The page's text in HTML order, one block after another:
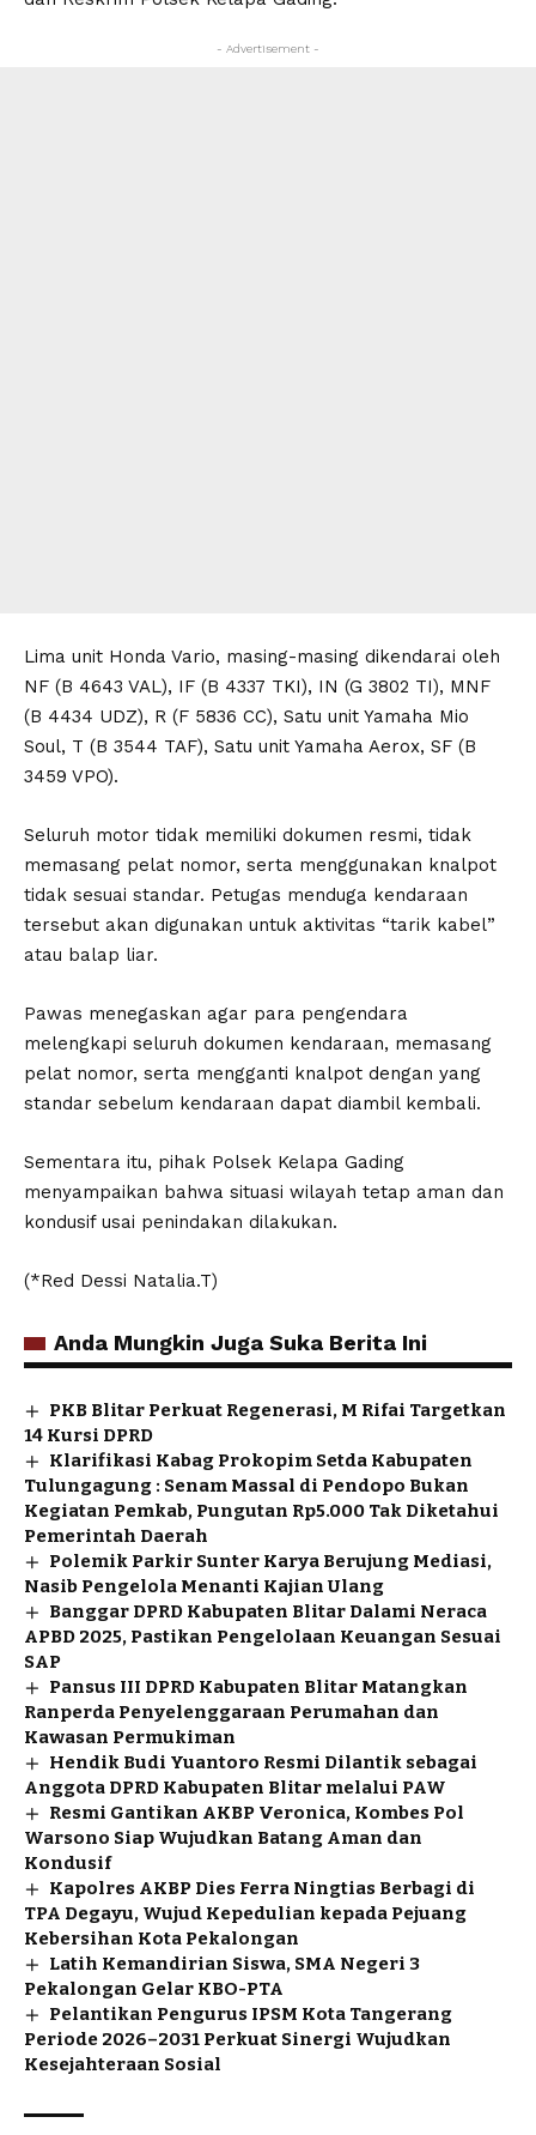
- Advertisement -
Lima unit Honda Vario, masing-masing dikendarai oleh
NF (B 4643 VAL), IF (B 4337 TKI), IN (G 3802 TI), MNF
(B 4434 UDZ), R (F 5836 CC), Satu unit Yamaha Mio
Soul, T (B 3544 TAF), Satu unit Yamaha Aerox, SF (B
3459 VPO).
Seluruh motor tidak memiliki dokumen resmi, tidak
memasang pelat nomor, serta menggunakan knalpot
tidak sesuai standar. Petugas menduga kendaraan
tersebut akan digunakan untuk aktivitas “tarik kabel”
atau balap liar.
Pawas menegaskan agar para pengendara
melengkapi seluruh dokumen kendaraan, memasang
pelat nomor, serta mengganti knalpot dengan yang
standar sebelum kendaraan dapat diambil kembali.
Sementara itu, pihak Polsek Kelapa Gading
menyampaikan bahwa situasi wilayah tetap aman dan
kondusif usai penindakan dilakukan.
(*Red Dessi Natalia.T)
Anda Mungkin Juga Suka Berita Ini
PKB Blitar Perkuat Regenerasi, M Rifai Targetkan
14 Kursi DPRD
Klarifikasi Kabag Prokopim Setda Kabupaten
Tulungagung : Senam Massal di Pendopo Bukan
Kegiatan Pemkab, Pungutan Rp5.000 Tak Diketahui
Pemerintah Daerah
Polemik Parkir Sunter Karya Berujung Mediasi,
Nasib Pengelola Menanti Kajian Ulang
Banggar DPRD Kabupaten Blitar Dalami Neraca
APBD 2025, Pastikan Pengelolaan Keuangan Sesuai
SAP
Pansus III DPRD Kabupaten Blitar Matangkan
Ranperda Penyelenggaraan Perumahan dan
Kawasan Permukiman
Hendik Budi Yuantoro Resmi Dilantik sebagai
Anggota DPRD Kabupaten Blitar melalui PAW
Resmi Gantikan AKBP Veronica, Kombes Pol
Warsono Siap Wujudkan Batang Aman dan
Kondusif
Kapolres AKBP Dies Ferra Ningtias Berbagi di
TPA Degayu, Wujud Kepedulian kepada Pejuang
Kebersihan Kota Pekalongan
Latih Kemandirian Siswa, SMA Negeri 3
Pekalongan Gelar KBO-PTA
Pelantikan Pengurus IPSM Kota Tangerang
Periode 2026–2031 Perkuat Sinergi Wujudkan
Kesejahteraan Sosial